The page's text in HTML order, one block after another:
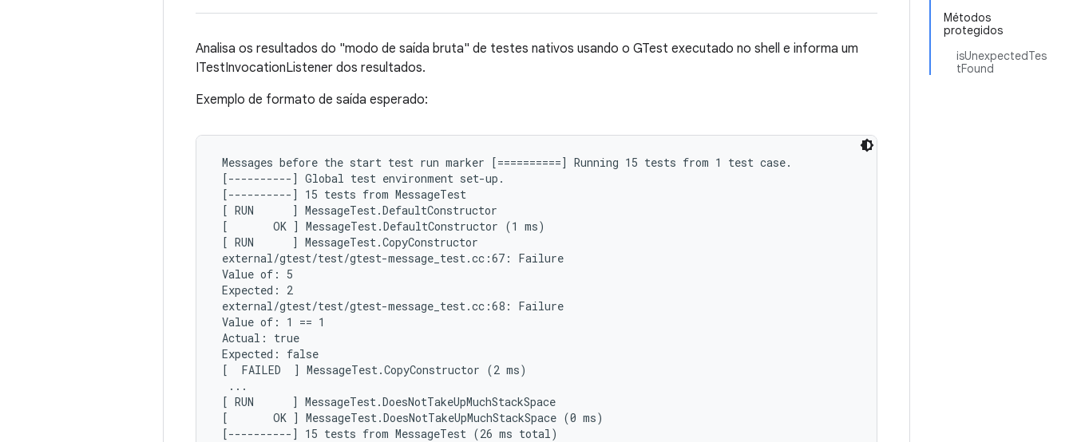
Métodos
protegidos
isUnexpectedTes
tFound
Analisa os resultados do "modo de saída bruta" de testes nativos usando o GTest executado no shell e informa um
ITestInvocationListener dos resultados.
Exemplo de formato de saída esperado:
Messages before the start test run marker [==========] Running 15 tests from 1 test case.
[----------] Global test environment set-up.
[----------] 15 tests from MessageTest
[ RUN      ] MessageTest.DefaultConstructor
[       OK ] MessageTest.DefaultConstructor (1 ms)
[ RUN      ] MessageTest.CopyConstructor
external/gtest/test/gtest-message_test.cc:67: Failure
Value of: 5
Expected: 2
external/gtest/test/gtest-message_test.cc:68: Failure
Value of: 1 == 1
Actual: true
Expected: false
[  FAILED  ] MessageTest.CopyConstructor (2 ms)
  ...
[ RUN      ] MessageTest.DoesNotTakeUpMuchStackSpace
[       OK ] MessageTest.DoesNotTakeUpMuchStackSpace (0 ms)
[----------] 15 tests from MessageTest (26 ms total)